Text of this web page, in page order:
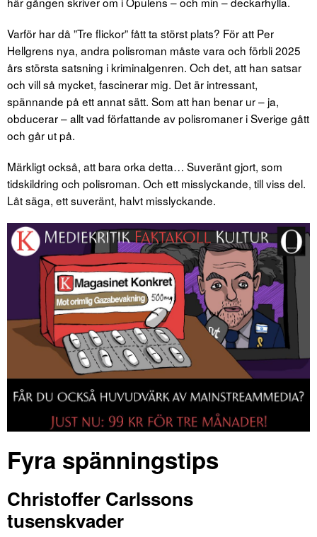
Varför har då ”Tre flickor” fått ta störst plats? För att Per
Hellgrens nya, andra polisroman måste vara och förbli 2025
års största satsning i kriminalgenren. Och det, att han satsar
och vill så mycket, fascinerar mig. Det är intressant,
spännande på ett annat sätt. Som att han benar ur – ja,
obducerar – allt vad författande av polisromaner i Sverige gått
och går ut på.
Märkligt också, att bara orka detta… Suveränt gjort, som
tidskildring och polisroman. Och ett misslyckande, till viss del.
Låt säga, ett suveränt, halvt misslyckande.
Fyra spänningstips
Christoffer Carlssons
tusenskvader